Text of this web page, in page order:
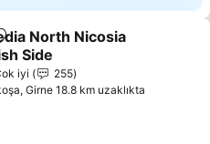
ekle
North Nicosia
Side
iyi
255
Girne 18.8 km uzaklıkta